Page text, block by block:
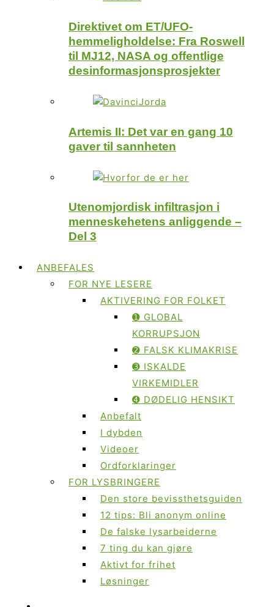
Direktivet om ET/UFO-
hemmeligholdelse: Fra Roswell
til MJ12, NASA og offentlige
desinformasjonsprosjekter
Artemis II: Det var en gang 10
gaver til sannheten
Utenomjordisk infiltrasjon i
menneskehetens anliggende –
Del 3
ANBEFALES
FOR NYE LESERE
AKTIVERING FOR FOLKET
➊ GLOBAL
KORRUPSJON
➋ FALSK KLIMAKRISE
➌ ISKALDE
VIRKEMIDLER
➍ DØDELIG HENSIKT
Anbefalt
I dybden
Videoer
Ordforklaringer
FOR LYSBRINGERE
Den store bevissthetsguiden
12 tips: Bli anonym online
De falske lysarbeiderne
7 ting du kan gjøre
Aktivt for frihet
Løsninger